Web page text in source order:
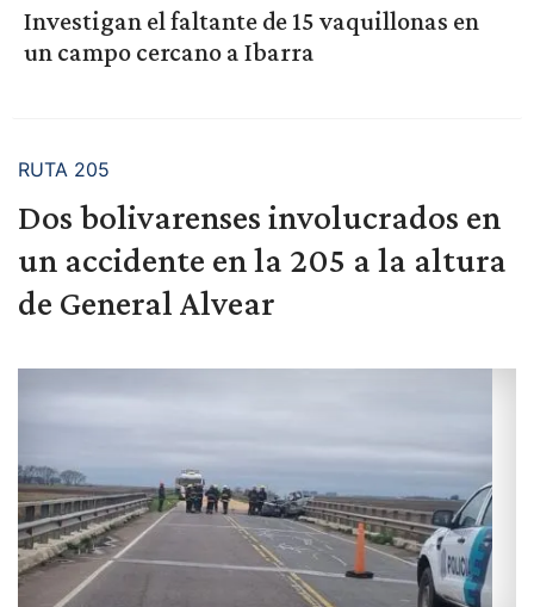
Investigan el faltante de 15 vaquillonas en
un campo cercano a Ibarra
RUTA 205
Dos bolivarenses involucrados en
un accidente en la 205 a la altura
de General Alvear